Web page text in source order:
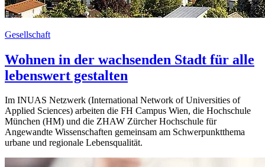
Gesellschaft
Wohnen in der wachsenden Stadt für alle
lebenswert gestalten
Im INUAS Netzwerk (International Network of Universities of
Applied Sciences) arbeiten die FH Campus Wien, die Hochschule
München (HM) und die ZHAW Zürcher Hochschule für
Angewandte Wissenschaften gemeinsam am Schwerpunktthema
urbane und regionale Lebensqualität.